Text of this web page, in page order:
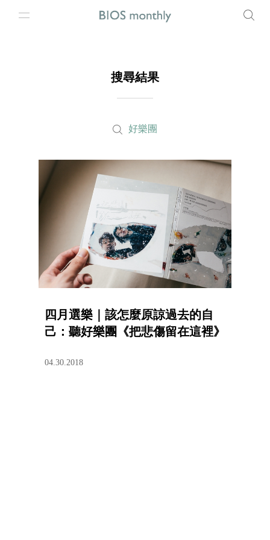
搜尋結果
好樂團
四月選樂｜該怎麼原諒過去的自
己：聽好樂團《把悲傷留在這裡》
04.30.2018